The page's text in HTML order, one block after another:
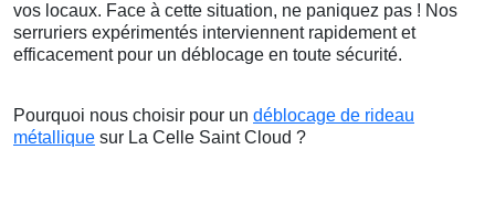
vos locaux. Face à cette situation, ne paniquez pas ! Nos
serruriers expérimentés interviennent rapidement et
efficacement pour un déblocage en toute sécurité.
Pourquoi nous choisir pour un déblocage de rideau
métallique sur La Celle Saint Cloud ?